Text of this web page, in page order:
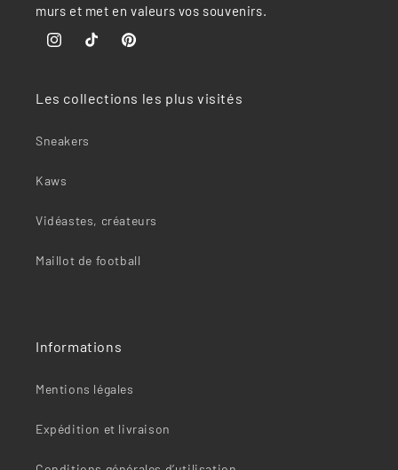
murs et met en valeurs vos souvenirs.
InstagramTikTok Pinterest
Les collections les plus visités
Sneakers
Kaws
Vidéastes, créateurs
Maillot de football
Informations
Mentions légales
Expédition et livraison